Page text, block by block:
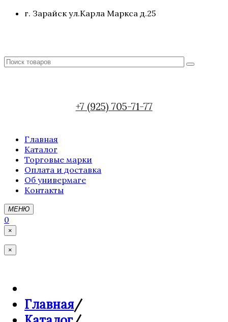
г. Зарайск ул.Карла Маркса д.25
+7 (925) 705-71-77
Главная
Каталог
Торговые марки
Оплата и доставка
Об универмаге
Контакты
МЕНЮ
0
×
×
Главная/